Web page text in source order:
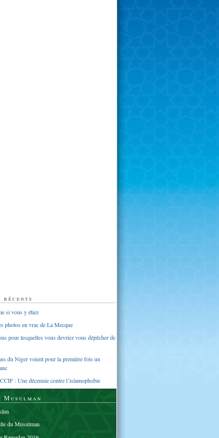
si vous y étiez
photos en vrac de La Mecque
pour lesquelles vous devriez vous dépêcher de
du Niger voient pour la première fois un
: Une décennie contre l’islamophobie
Musulman
du Musulman